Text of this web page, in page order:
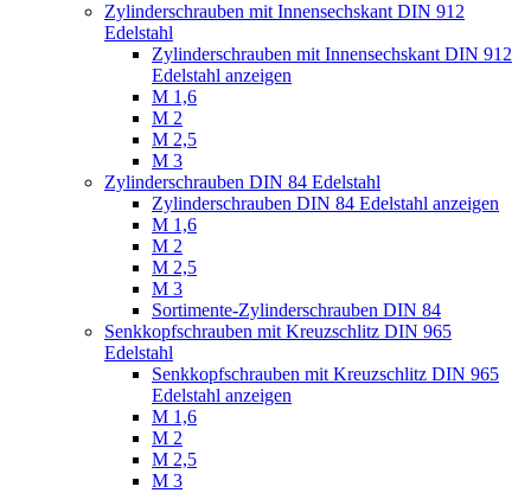
Zylinderschrauben mit Innensechskant DIN 912
Edelstahl
Zylinderschrauben mit Innensechskant DIN 912
Edelstahl anzeigen
M 1,6
M 2
M 2,5
M 3
Zylinderschrauben DIN 84 Edelstahl
Zylinderschrauben DIN 84 Edelstahl anzeigen
M 1,6
M 2
M 2,5
M 3
Sortimente-Zylinderschrauben DIN 84
Senkkopfschrauben mit Kreuzschlitz DIN 965
Edelstahl
Senkkopfschrauben mit Kreuzschlitz DIN 965
Edelstahl anzeigen
M 1,6
M 2
M 2,5
M 3